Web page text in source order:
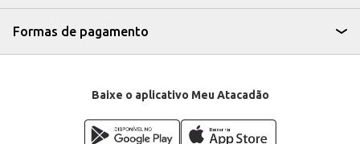
Formas de pagamento
Baixe o aplicativo Meu Atacadão